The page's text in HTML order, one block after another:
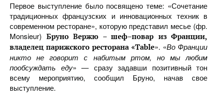
Первое выступление было посвящено теме: «Сочетание
традиционных французских и инновационных техник в
современном ресторане», которую представил месье (фр.
Monsieur) Бруно Вержю – шеф–повар из Франции,
владелец парижского ресторана «Table». «Во Франции
никто не говорит с набитым ртом, но мы любим
пообсуждать еду» — сразу задавши позитивный тон
всему мероприятию, сообщил Бруно, начав свое
выступление.